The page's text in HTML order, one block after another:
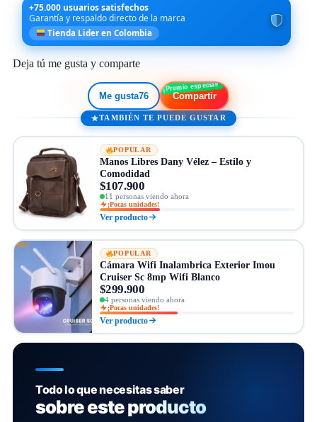
+75.000 usuarios satisfechos
Garantía y respaldo directo de la marca
Tienda Lider en Colombia
Deja tú me gusta y comparte
Me gusta76 Compartir
TAMBIÉN TE PUEDE GUSTAR
POPULAR
Manos Libres Dany Vélez – Estilo y
Comodidad
$107.900
11 personas viendo ahora
¡Pocas unidades!
Ver producto
POPULAR
Cámara Wifi Inalambrica Exterior Imou
Cruiser Sc 8mp Wifi Blanco
$299.900
4 personas viendo ahora
¡Pocas unidades!
Ver producto
Todo lo que necesitas saber
sobre este producto